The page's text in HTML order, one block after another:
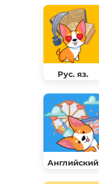
Рус. яз.
Английский